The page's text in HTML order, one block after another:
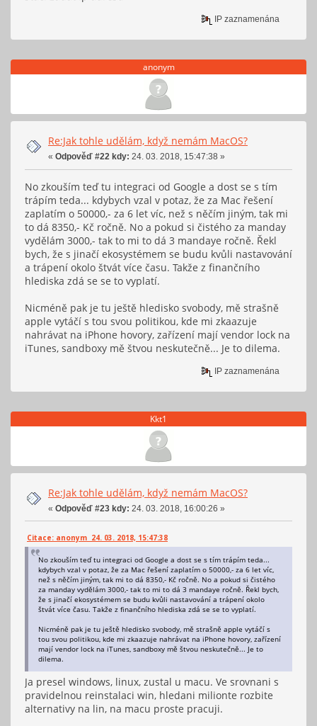
IP zaznamenána
anonym
Re:Jak tohle udělám, když nemám MacOS?
« Odpověď #22 kdy: 24. 03. 2018, 15:47:38 »
No zkouším teď tu integraci od Google a dost se s tím
trápím teda... kdybych vzal v potaz, že za Mac řešení
zaplatím o 50000,- za 6 let víc, než s něčím jiným, tak mi
to dá 8350,- Kč ročně. No a pokud si čistého za manday
vydělám 3000,- tak to mi to dá 3 mandaye ročně. Řekl
bych, že s jinačí ekosystémem se budu kvůli nastavování
a trápení okolo štvát více času. Takže z finančního
hlediska zdá se se to vyplatí.
Nicméně pak je tu ještě hledisko svobody, mě strašně
apple vytáčí s tou svou politikou, kde mi zkaazuje
nahrávat na iPhone hovory, zařízení mají vendor lock na
iTunes, sandboxy mě štvou neskutečně... Je to dilema.
IP zaznamenána
Kkt1
Re:Jak tohle udělám, když nemám MacOS?
« Odpověď #23 kdy: 24. 03. 2018, 16:00:26 »
Citace: anonym 24. 03. 2018, 15:47:38
No zkouším teď tu integraci od Google a dost se s tím trápím teda...
kdybych vzal v potaz, že za Mac řešení zaplatím o 50000,- za 6 let víc,
než s něčím jiným, tak mi to dá 8350,- Kč ročně. No a pokud si čistého
za manday vydělám 3000,- tak to mi to dá 3 mandaye ročně. Řekl bych,
že s jinačí ekosystémem se budu kvůli nastavování a trápení okolo
štvát více času. Takže z finančního hlediska zdá se se to vyplatí.
Nicméně pak je tu ještě hledisko svobody, mě strašně apple vytáčí s
tou svou politikou, kde mi zkaazuje nahrávat na iPhone hovory, zařízení
mají vendor lock na iTunes, sandboxy mě štvou neskutečně... Je to
dilema.
Ja presel windows, linux, zustal u macu. Ve srovnani s
pravidelnou reinstalaci win, hledani milionte rozbite
alternativy na lin, na macu proste pracuji.